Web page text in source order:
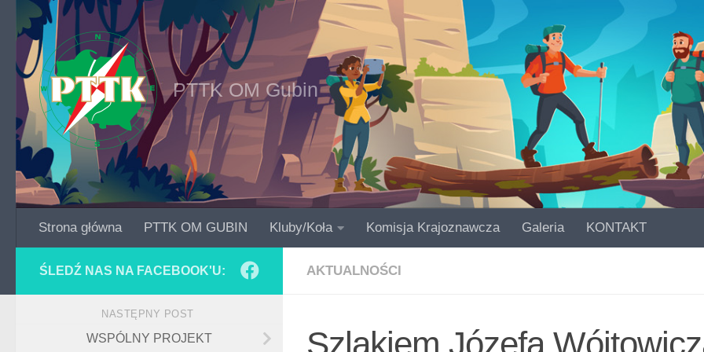
Skip to content
PTTK OM Gubin
Strona główna PTTK OM GUBIN Kluby/Koła Komisja Krajoznawcza Galeria KONTAKT
AKTUALNOŚCI
Szlakiem Józefa
ŚLEDŹ NAS NA FACEBOOK'U:
NASTĘPNY POST
WSPÓLNY PROJEKT